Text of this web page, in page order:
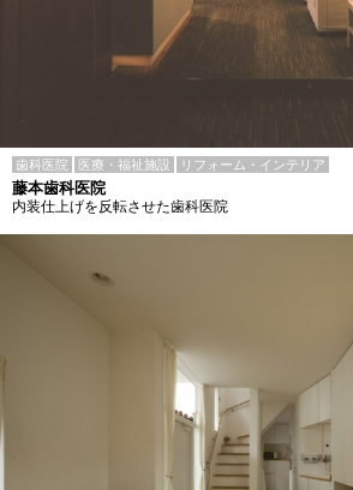
歯科医院 医療・福祉施設 リフォーム・インテリア
藤本歯科医院
内装仕上げを反転させた歯科医院